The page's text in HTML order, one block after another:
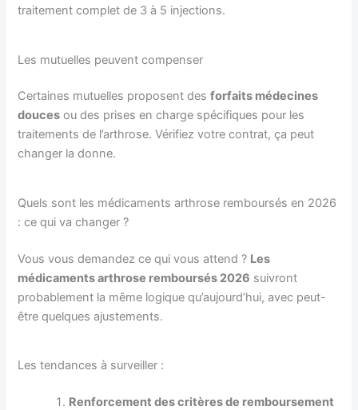
traitement complet de 3 à 5 injections.
Les mutuelles peuvent compenser
Certaines mutuelles proposent desforfaits médecines
douces ou des prises en charge spécifiques pour les
traitements de l’arthrose. Vérifiez votre contrat, ça peut
changer la donne.
Quels sont les médicaments arthrose remboursés en 2026
: ce qui va changer ?
Vous vous demandez ce qui vous attend ? Les
médicaments arthrose remboursés 2026 suivront
probablement la même logique qu’aujourd’hui, avec peut-
être quelques ajustements.
Les tendances à surveiller :
Renforcement des critères de remboursement